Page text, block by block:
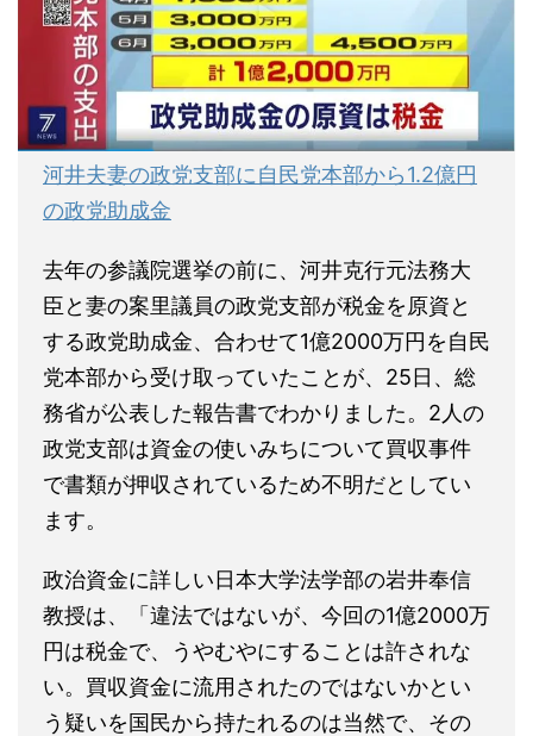
河井夫妻の政党支部に自民党本部から1.2億円
の政党助成金
去年の参議院選挙の前に、河井克行元法務大
臣と妻の案里議員の政党支部が税金を原資と
する政党助成金、合わせて1億2000万円を自民
党本部から受け取っていたことが、25日、総
務省が公表した報告書でわかりました。2人の
政党支部は資金の使いみちについて買収事件
で書類が押収されているため不明だとしてい
ます。
政治資金に詳しい日本大学法学部の岩井奉信
教授は、「違法ではないが、今回の1億2000万
円は税金で、うやむやにすることは許されな
い。買収資金に流用されたのではないかとい
う疑いを国民から持たれるのは当然で、その